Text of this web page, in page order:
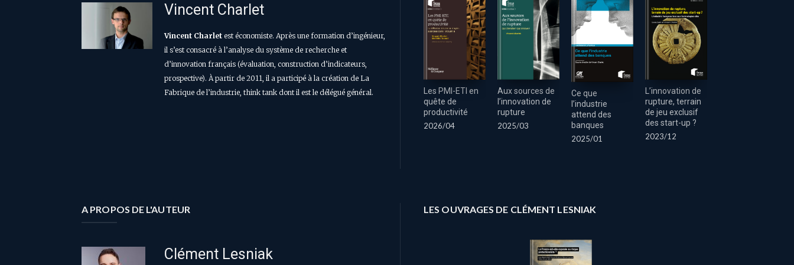
Vincent Charlet
Vincent Charlet est économiste. Après une formation d’ingénieur,
il s’est consacré à l’analyse du système de recherche et
d’innovation français (évaluation, construction d’indicateurs,
prospective). À partir de 2011, il a participé à la création de La
Fabrique de l’industrie, think tank dont il est le délégué général.
Les PMI-ETI en
quête de
productivité
2026/04
Aux sources de
l’innovation de
rupture
2025/03
Ce que
l’industrie
attend des
banques
2025/01
L’innovation de
rupture, terrain
de jeu exclusif
des start-up ?
2023/12
A PROPOS DE L'AUTEUR
Clément Lesniak
LES OUVRAGES DE CLÉMENT LESNIAK